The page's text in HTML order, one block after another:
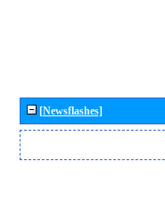
[Newsflashes]